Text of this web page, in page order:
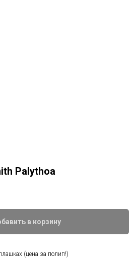
Palythoa
в корзину
(цена за полип!)